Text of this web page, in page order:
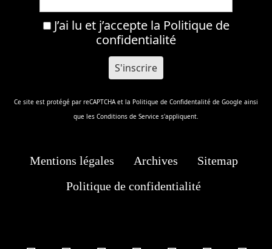
J’ai lu et j’accepte la Politique de
confidentialité
Ce site est protégé par reCAPTCHA et la Politique de Confidentalité de Google ainsi
que les Conditions de Service s'appliquent.
Mentions légales Archives
Sitemap
Politique de confidentialité